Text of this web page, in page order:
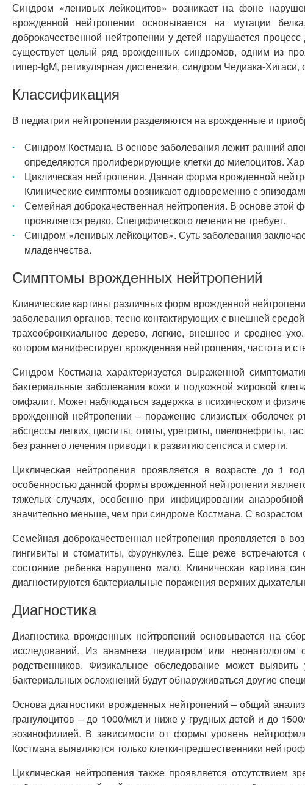
Синдром «ленивых лейкоцитов» возникает на фоне
врожденной нейтропении основывается на мутации
доброкачественной нейтропении у детей нарушается
существует целый ряд врожденных синдромов, одним из
гипер-IgM, ретикулярная дисгенезия, синдром Чедиака-
Классификация
В педиатрии нейтропении разделяются на врожденные и
Синдром Костмана. В основе заболевания лежит ранний
определяются пролиферирующие клетки до миелоцитов.
Циклическая нейтропения. Данная форма врожденной
Клинические симптомы возникают одновременно с
Семейная доброкачественная нейтропения. В основе
проявляется редко. Специфического лечения не требует.
Синдром «ленивых лейкоцитов». Суть заболевания
младенчества.
Симптомы врожденных нейтропений
Клинические картины различных форм врожденной
заболевания органов, тесно контактирующих с внешней
трахеобронхиальное дерево, легкие, внешнее и среднее
котором манифестирует врожденная нейтропения, частота и
Синдром Костмана характеризуется выраженной
бактериальные заболевания кожи и подкожной жировой
омфалит. Может наблюдаться задержка в психическом и
врожденной нейтропении – поражение слизистых оболочек
абсцессы легких, циститы, отиты, уретриты, пиелонефриты,
без раннего лечения приводит к развитию сепсиса и смерти.
Циклическая нейтропения проявляется в возрасте до 1
особенностью данной формы врожденной нейтропении
тяжелых случаях, особенно при инфицировании
значительно меньше, чем при синдроме Костмана. С
Семейная доброкачественная нейтропения проявляется в
гингивиты и стоматиты, фурункулез. Еще реже
состояние ребенка нарушено мало. Клиническая картина
диагностируются бактериальные поражения верхних
Диагностика
Диагностика врожденных нейтропений основывается на
исследований. Из анамнеза педиатром или неонатологом
родственников. Физикальное обследование может
бактериальных осложнений будут обнаруживаться другие
Основа диагностики врожденных нейтропений – общий
гранулоцитов – до 1000/мкл и ниже у грудных детей и до
эозинофилией. В зависимости от формы уровень
Костмана выявляются только клетки-предшественники
Циклическая нейтропения также проявляется